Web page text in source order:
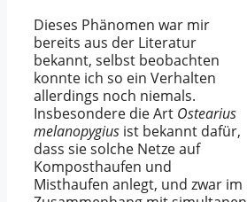
Dieses Phänomen war mir
bereits aus der Literatur
bekannt, selbst beobachten
konnte ich so ein Verhalten
allerdings noch niemals.
Insbesondere die Art Ostearius
melanopygius ist bekannt dafür,
dass sie solche Netze auf
Komposthaufen und
Misthaufen anlegt, und zwar im